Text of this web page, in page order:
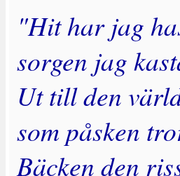
"Hit har jag
sorgen jag
Ut till den
som påsken
Bäcken den